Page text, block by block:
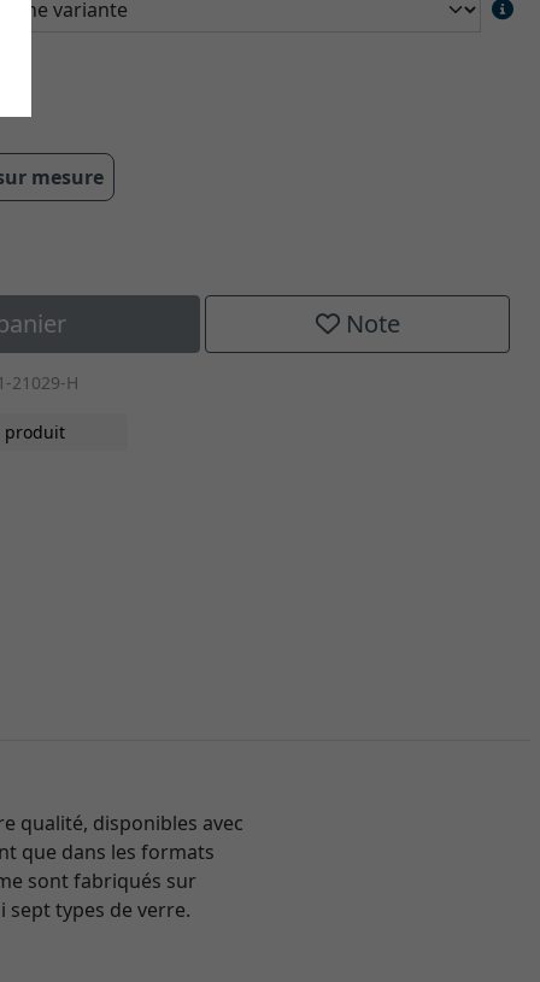
mesure
Note
21029-H
produit
qualité, disponibles avec
que dans les formats
sont fabriqués sur
types de verre.